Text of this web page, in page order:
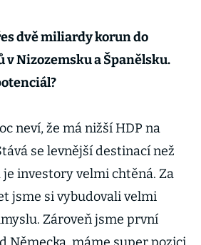
dvě miliardy korun do
Nizozemsku a Španělsku.
neví, že má nižší HDP na
se levnější destinací než
je investory velmi chtěná. Za
jsme si vybudovali velmi
Zároveň jsme první